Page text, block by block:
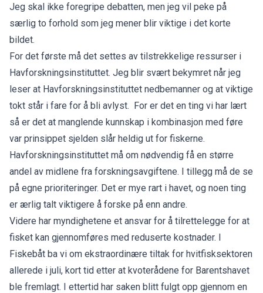
Jeg skal ikke foregripe debatten, men jeg vil peke på
særlig to forhold som jeg mener blir viktige i det korte
bildet.
For det første må det settes av tilstrekkelige ressurser i
Havforskningsinstituttet. Jeg blir svært bekymret når jeg
leser at Havforskningsinstituttet nedbemanner og at viktige
tokt står i fare for å bli avlyst. For er det en ting vi har lært
så er det at manglende kunnskap i kombinasjon med føre
var prinsippet sjelden slår heldig ut for fiskerne.
Havforskningsinstituttet må om nødvendig få en større
andel av midlene fra forskningsavgiftene. I tillegg må de se
på egne prioriteringer. Det er mye rart i havet, og noen ting
er ærlig talt viktigere å forske på enn andre.
Videre har myndighetene et ansvar for å tilrettelegge for at
fisket kan gjennomføres med reduserte kostnader. I
Fiskebåt ba vi om ekstraordinære tiltak for hvitfisksektoren
allerede i juli, kort tid etter at kvoterådene for Barentshavet
ble fremlagt. I ettertid har saken blitt fulgt opp gjennom en